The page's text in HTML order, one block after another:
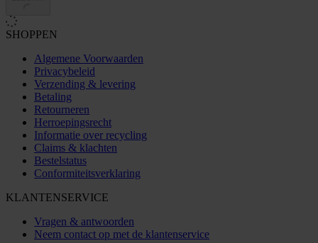
SHOPPEN
Algemene Voorwaarden
Privacybeleid
Verzending & levering
Betaling
Retourneren
Herroepingsrecht
Informatie over recycling
Claims & klachten
Bestelstatus
Conformiteitsverklaring
KLANTENSERVICE
Vragen & antwoorden
Neem contact op met de klantenservice